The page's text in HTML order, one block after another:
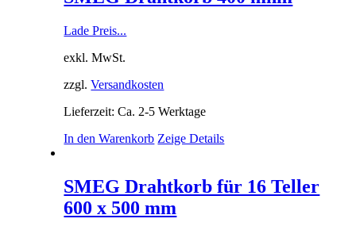
Lade Preis...
exkl. MwSt.
zzgl.Versandkosten
Lieferzeit: Ca. 2-5 Werktage
In den Warenkorb Zeige Details
SMEG Drahtkorb für 16 Teller
600 x 500 mm